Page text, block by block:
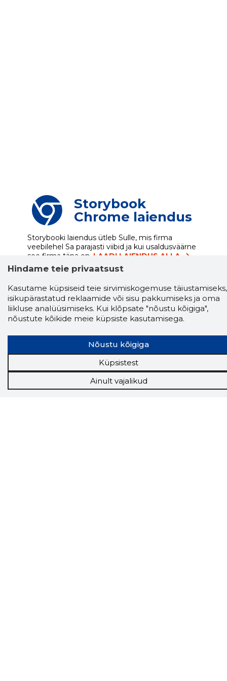
Storybook
Chrome laiendus
Storybooki laiendus ütleb Sulle, mis firma
veebilehel Sa parajasti viibid ja kui usaldusväärne
see firma täna on. LAADI LAIENDUS ALLA
Näed helistaja tausta! Storybooki Äpp toob
SinuniOTSEKONTAKTID400 000 Eesti
ettevõtte ja isikute kohta (juhid, ametnikud).
finantsinfoga.
Tööriistad
Hindame teie privaatsust
Kasutame küpsiseid teie sirvimiskogemuse täiustamiseks,
isikupärastatud reklaamide või sisu pakkumiseks ja oma
liikluse analüüsimiseks. Kui klõpsate "nõustu kõigiga",
nõustute kõikide meie küpsiste kasutamisega.
Nõustu kõigiga
Küpsistest
Ainult vajalikud